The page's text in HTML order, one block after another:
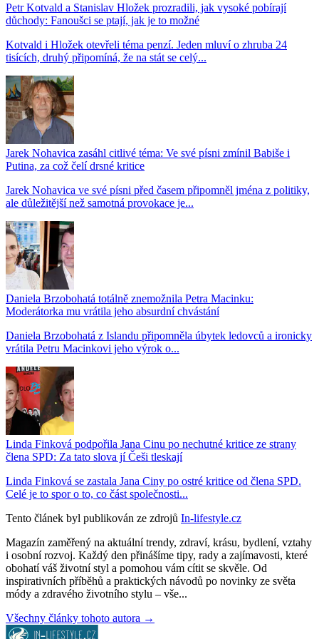
Petr Kotvald a Stanislav Hložek prozradili, jak vysoké pobírají
důchody: Fanoušci se ptají, jak je to možné
Kotvald i Hložek otevřeli téma penzí. Jeden mluví o zhruba 24
tisících, druhý připomíná, že na stát se celý...
Jarek Nohavica zasáhl citlivé téma: Ve své písni zmínil Babiše i
Putina, za což čelí drsné kritice
Jarek Nohavica ve své písni před časem připomněl jména z politiky,
ale důležitější než samotná provokace je...
Daniela Brzobohatá totálně znemožnila Petra Macinku:
Moderátorka mu vrátila jeho absurdní chvástání
Daniela Brzobohatá z Islandu připomněla úbytek ledovců a ironicky
vrátila Petru Macinkovi jeho výrok o...
Linda Finková podpořila Jana Cinu po nechutné kritice ze strany
člena SPD: Za tato slova jí Češi tleskají
Linda Finková se zastala Jana Ciny po ostré kritice od člena SPD.
Celé je to spor o to, co část společnosti...
Tento článek byl publikován ze zdrojů In-lifestyle.cz
Magazín zaměřený na aktuální trendy, zdraví, krásu, bydlení, vztahy
i osobní rozvoj. Každý den přinášíme tipy, rady a zajímavosti, které
obohatí váš životní styl a pomohou vám cítit se skvěle. Od
inspirativních příběhů a praktických návodů po novinky ze světa
módy a zdravého životního stylu – vše...
Všechny články tohoto autora →